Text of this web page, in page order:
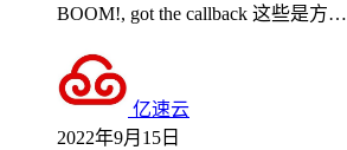
BOOM!, got the callback 这些是方…
亿速云
2022年9月15日